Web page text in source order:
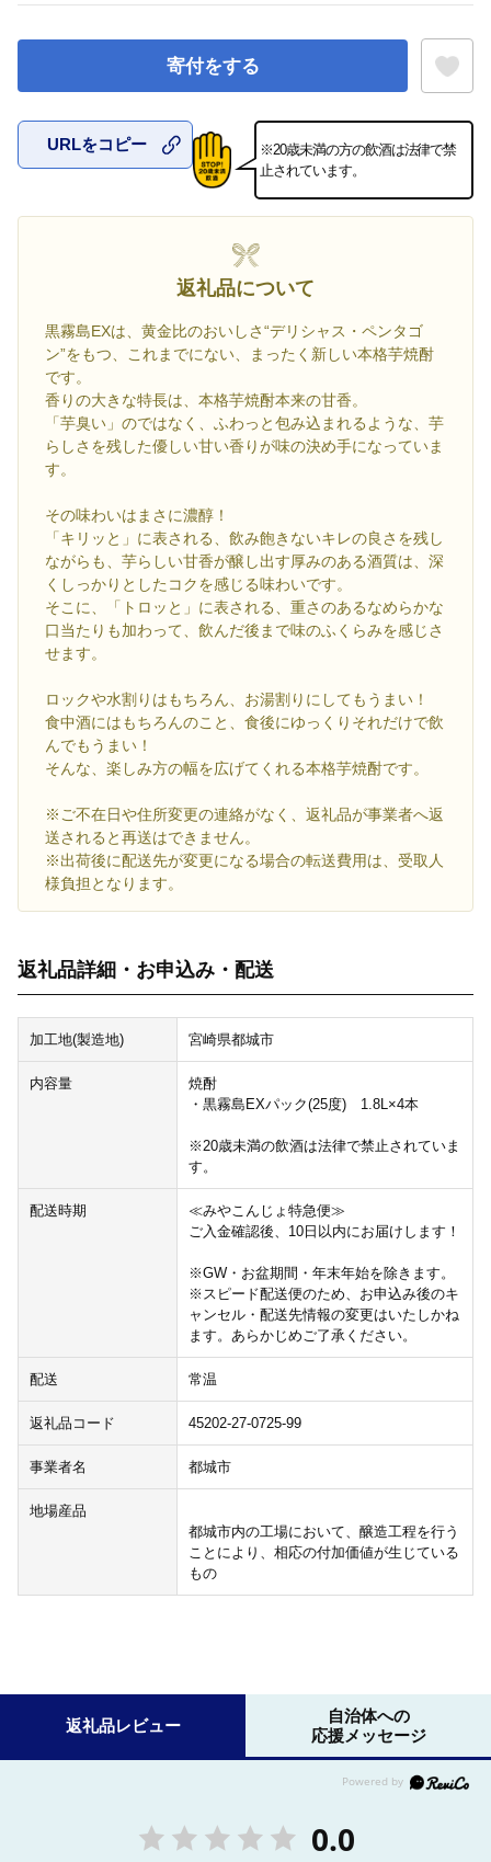
寄付をする
お気に入
URLをコピー
※20歳未満の方の飲酒は法律で禁
止されています。
返礼品について
黒霧島EXは、黄金比のおいしさ“デリシャス・ペンタゴ
ン”をもつ、これまでにない、まったく新しい本格芋焼酎
です。
香りの大きな特長は、本格芋焼酎本来の甘香。
「芋臭い」のではなく、ふわっと包み込まれるような、芋
らしさを残した優しい甘い香りが味の決め手になっていま
す。
その味わいはまさに濃醇！
「キリッと」に表される、飲み飽きないキレの良さを残し
ながらも、芋らしい甘香が醸し出す厚みのある酒質は、深
くしっかりとしたコクを感じる味わいです。
そこに、「トロッと」に表される、重さのあるなめらかな
口当たりも加わって、飲んだ後まで味のふくらみを感じさ
せます。
ロックや水割りはもちろん、お湯割りにしてもうまい！
食中酒にはもちろんのこと、食後にゆっくりそれだけで飲
んでもうまい！
そんな、楽しみ方の幅を広げてくれる本格芋焼酎です。
※ご不在日や住所変更の連絡がなく、返礼品が事業者へ返
送されると再送はできません。
※出荷後に配送先が変更になる場合の転送費用は、受取人
様負担となります。
返礼品詳細・お申込み・配送
加工地(製造地) 宮崎県都城市
内容量
焼酎
・黒霧島EXパック(25度) 1.8L×4本
※20歳未満の飲酒は法律で禁止されていま
す。
配送時期
≪みやこんじょ特急便≫
ご入金確認後、10日以内にお届けします！
※GW・お盆期間・年末年始を除きます。
※スピード配送便のため、お申込み後のキ
ャンセル・配送先情報の変更はいたしかね
ます。あらかじめご了承ください。
配送 常温
返礼品コード 45202-27-0725-99
事業者名 都城市
地場産品
都城市内の工場において、醸造工程を行う
ことにより、相応の付加価値が生じている
もの
返礼品レビュー
自治体への
応援メッセージ
0.0